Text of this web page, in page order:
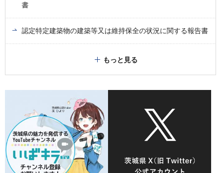
書
認定特定建築物の建築等又は維持保全の状況に関する報告書
もっと見る